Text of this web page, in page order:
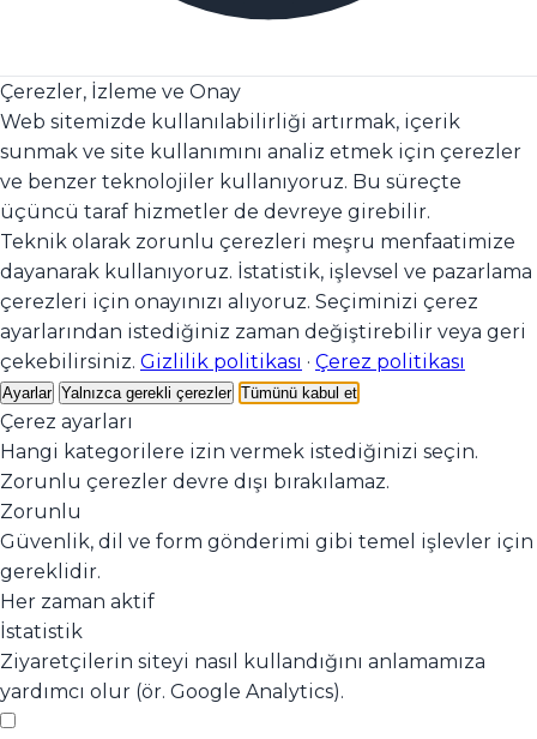
Çerezler, İzleme ve Onay
Web sitemizde kullanılabilirliği artırmak, içerik
sunmak ve site kullanımını analiz etmek için çerezler
ve benzer teknolojiler kullanıyoruz. Bu süreçte
üçüncü taraf hizmetler de devreye girebilir.
Teknik olarak zorunlu çerezleri meşru menfaatimize
dayanarak kullanıyoruz. İstatistik, işlevsel ve pazarlama
çerezleri için onayınızı alıyoruz. Seçiminizi çerez
ayarlarından istediğiniz zaman değiştirebilir veya geri
çekebilirsiniz. Gizlilik politikası · Çerez politikası
Ayarlar Yalnızca gerekli çerezler Tümünü kabul et
Çerez ayarları
Hangi kategorilere izin vermek istediğinizi seçin.
Zorunlu çerezler devre dışı bırakılamaz.
Zorunlu
Güvenlik, dil ve form gönderimi gibi temel işlevler için
gereklidir.
Her zaman aktif
İstatistik
Ziyaretçilerin siteyi nasıl kullandığını anlamamıza
yardımcı olur (ör. Google Analytics).